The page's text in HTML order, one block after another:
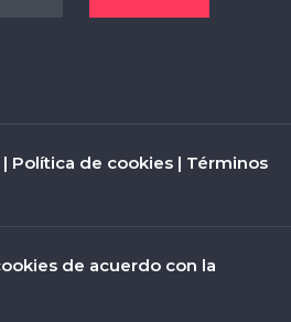
| Política de cookies | Términos
de acuerdo con la